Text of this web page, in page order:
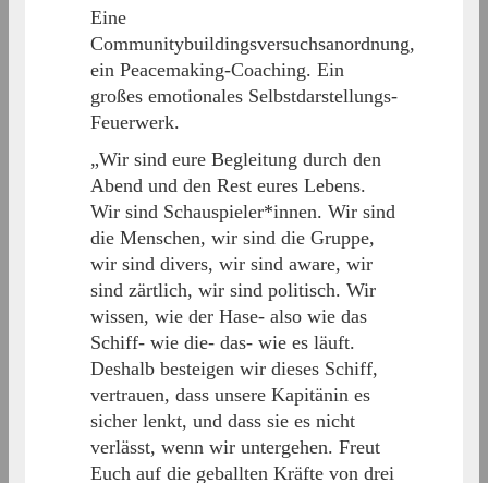
Eine
Communitybuildingsversuchsanordnung,
ein Peacemaking-Coaching. Ein
großes emotionales Selbstdarstellungs-
Feuerwerk.
„Wir sind eure Begleitung durch den
Abend und den Rest eures Lebens.
Wir sind Schauspieler*innen. Wir sind
die Menschen, wir sind die Gruppe,
wir sind divers, wir sind aware, wir
sind zärtlich, wir sind politisch. Wir
wissen, wie der Hase- also wie das
Schiff- wie die- das- wie es läuft.
Deshalb besteigen wir dieses Schiff,
vertrauen, dass unsere Kapitänin es
sicher lenkt, und dass sie es nicht
verlässt, wenn wir untergehen. Freut
Euch auf die geballten Kräfte von drei